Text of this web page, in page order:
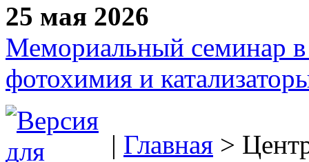
25 мая 2026
Мемориальный семинар в
фотохимия и
| Главная >